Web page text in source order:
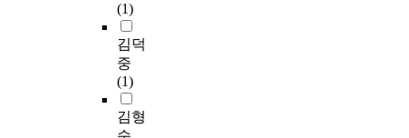
(1)
김덕
중
(1)
김형